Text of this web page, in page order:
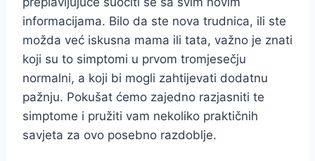
informacijama. Bilo da ste nova trudnica, ili ste
možda već iskusna mama ili tata, važno je znati
koji su to simptomi u prvom tromjesečju
normalni, a koji bi mogli zahtijevati dodatnu
pažnju. Pokušat ćemo zajedno razjasniti te
simptome i pružiti vam nekoliko praktičnih
savjeta za ovo posebno razdoblje.